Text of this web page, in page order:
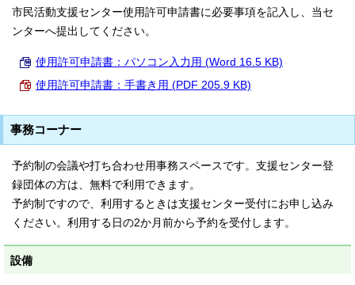
市民活動支援センター使用許可申請書に必要事項を記入し、当セ
ンターへ提出してください。
使用許可申請書：パソコン入力用 (Word 16.5 KB)
使用許可申請書：手書き用 (PDF 205.9 KB)
事務コーナー
予約制の会議や打ち合わせ用事務スペースです。支援センター登
録団体の方は、無料で利用できます。
予約制ですので、利用するときは支援センター受付にお申し込み
ください。利用する日の2か月前から予約を受付します。
設備